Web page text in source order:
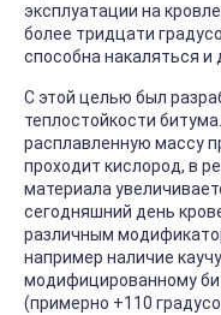
эксплуатации на
более тридцати
способна накаляться и
С этой целью был
теплостойкости
расплавленную массу
проходит кислород, в
материала
сегодняшний день
различным
например наличие
модифицированному
(примерно +110